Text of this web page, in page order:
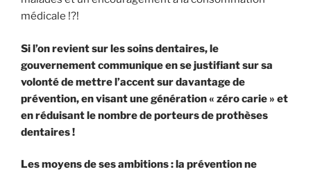
médicale !?!
Si l’on revient sur les soins dentaires, le
gouvernement communique en se justifiant sur sa
volonté de mettre l’accent sur davantage de
prévention, en visant une génération « zéro carie » et
en réduisant le nombre de porteurs de prothèses
dentaires !
Les moyens de ses ambitions : la prévention ne